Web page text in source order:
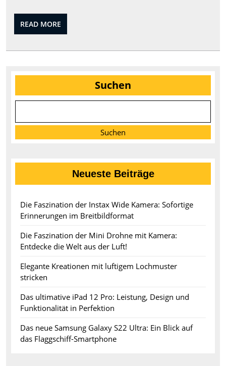
Laune
READ MORE
MORE
Suchen
Suchen
Neueste Beiträge
Die Faszination der Instax Wide Kamera: Sofortige
Erinnerungen im Breitbildformat
Die Faszination der Mini Drohne mit Kamera:
Entdecke die Welt aus der Luft!
Elegante Kreationen mit luftigem Lochmuster
stricken
Das ultimative iPad 12 Pro: Leistung, Design und
Funktionalität in Perfektion
Das neue Samsung Galaxy S22 Ultra: Ein Blick auf
das Flaggschiff-Smartphone